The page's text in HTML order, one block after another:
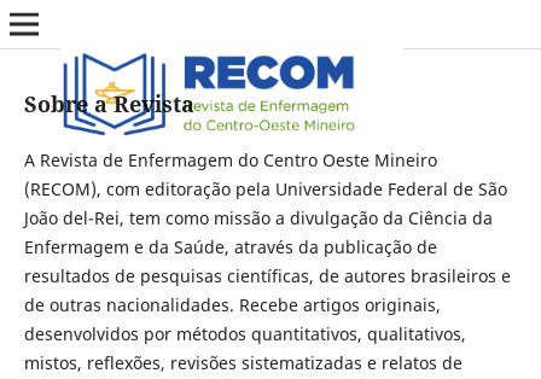
Sobre a Revista
A Revista de Enfermagem do Centro Oeste Mineiro
(RECOM), com editoração pela Universidade Federal de São
João del-Rei, tem como missão a divulgação da Ciência da
Enfermagem e da Saúde, através da publicação de
resultados de pesquisas científicas, de autores brasileiros e
de outras nacionalidades. Recebe artigos originais,
desenvolvidos por métodos quantitativos, qualitativos,
mistos, reflexões, revisões sistematizadas e relatos de